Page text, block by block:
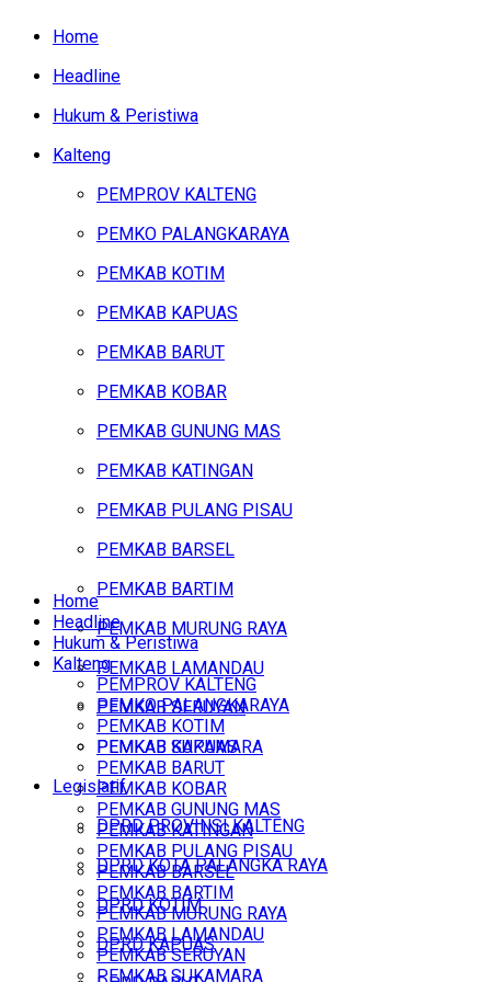
Home
Headline
Hukum & Peristiwa
Kalteng
PEMPROV KALTENG
PEMKO PALANGKARAYA
PEMKAB KOTIM
PEMKAB KAPUAS
PEMKAB BARUT
PEMKAB KOBAR
PEMKAB GUNUNG MAS
PEMKAB KATINGAN
PEMKAB PULANG PISAU
PEMKAB BARSEL
PEMKAB BARTIM
PEMKAB MURUNG RAYA
PEMKAB LAMANDAU
PEMKAB SERUYAN
PEMKAB SUKAMARA
Legislatif
DPRD PROVINSI KALTENG
DPRD KOTA PALANGKA RAYA
DPRD KOTIM
DPRD KAPUAS
Home
Headline
Hukum & Peristiwa
Kalteng
PEMPROV KALTENG
PEMKO PALANGKARAYA
PEMKAB KOTIM
PEMKAB KAPUAS
PEMKAB BARUT
PEMKAB KOBAR
PEMKAB GUNUNG MAS
PEMKAB KATINGAN
PEMKAB PULANG PISAU
PEMKAB BARSEL
PEMKAB BARTIM
PEMKAB MURUNG RAYA
PEMKAB LAMANDAU
PEMKAB SERUYAN
PEMKAB SUKAMARA